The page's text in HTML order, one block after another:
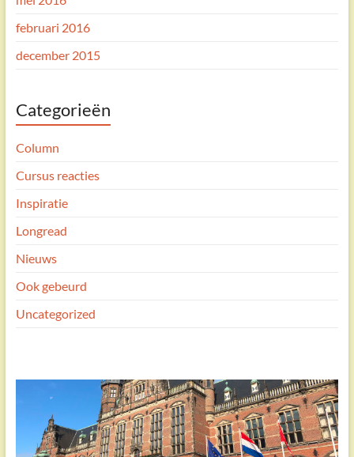
februari 2016
december 2015
Categorieën
Column
Cursus reacties
Inspiratie
Longread
Nieuws
Ook gebeurd
Uncategorized